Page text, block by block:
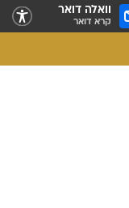
וואלה דואר
קרא דואר